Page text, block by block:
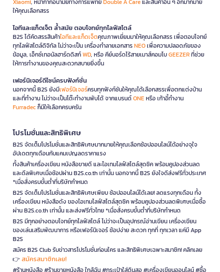
Xiaomi, หน้ากากอนามัยทางการแพทย์Double A Careและสินค้าอื่น ๆ อีกมากมาย
ให้คุณเลือกสรร
ไอทีและแก็ดเจ็ต ล้ำสมัย ตอบโจทย์ทุกไลฟ์สไตล์
B2S ได้คัดสรรสินค้าไอทีและแก็ดเจ็ตคุณภาพเยี่ยมมาให้คุณเลือกสรร เพื่อตอบโจทย์
ทุกไลฟ์สไตล์ดิจิทัล ไม่ว่าจะเป็น เครื่องทำลายเอกสารNEOเพื่อความปลอดภัยของ
ข้อมูล, เอ็กซ์เทอนัลฮาร์ดดิสก์WD, หรือ คีย์บอร์ดไร้สายเมาส์คอมโบGEEZERที่ช่วย
ให้การทำงานของคุณสะดวกสบายยิ่งขึ้น
เฟอร์นิเจอร์ดีไซน์ครบฟังก์ชั่น
นอกจากนี้ B2S ยังมีเฟอร์นิเจอร์ครบทุกฟังก์ชันให้คุณได้เลือกสรรเพื่อตกแต่งบ้าน
และที่ทำงาน ไม่ว่าจะเป็นโต๊ะทำงานพับได้ จากแบรนด์ONEหรือ เก้าอี้ทำงาน
Furradecก็มีให้เลือกครบครัน
โปรโมชั่นและสิทธิพิเศษ
B2S จัดเต็มโปรโมชั่นและสิทธิพิเศษมากมายให้คุณเลือกช้อปออนไลน์ได้อย่างจุใจ
อัปเดตทุกเดือนกับแคมเปญลดราคาแรง
ทั้งสินค้าเครื่องเขียน หนังสือขายดี และไอเทมไลฟ์สไตล์สุดชิค พร้อมคูปองส่วนลด
และดีลพิเศษเมื่อช้อปผ่าน B2S.co.th เท่านั้น นอกจากนี้ B2S ยังใจดีส่งฟรีทั่วประเทศ
*เมื่อสั่งครบขั้นต่ำที่บริษัทกำหนด
B2S จัดเต็มโปรโมชั่นและสิทธิพิเศษเพียบ ช้อปออนไลน์ได้เลย! ลดแรงทุกเดือน ทั้ง
เครื่องเขียน หนังสือดัง ของไอเทมไลฟ์สไตล์สุดชิค พร้อมคูปองส่วนลดพิเศษเมื่อซื้อ
ผ่าน B2S.co.th เท่านั้น และส่งฟรีทั่วไทย *เมื่อสั่งครบขั้นต่ำที่บริษัทกำหนด
B2S มีทุกอย่างตอบโจทย์ทุกไลฟ์สไตล์ ไม่ว่าจะเป็นอุปกรณ์อ่านเขียน เครื่องเขียน
ของเล่นเสริมพัฒนาการ หรือเฟอร์นิเจอร์ ช้อปง่าย สะดวก ทุกที่ ทุกเวลา แค่มี App
B2S
สมัคร B2S Club รับข่าวสารโปรโมชั่นก่อนใคร และสิทธิพิเศษเฉพาะสมาชิก! คลิกเลย
👉 สมัครสมาชิกเลย!
#ร้านหนังสือ #ร้านขายหนังสือ ใกล้ฉัน #กระเป๋าใส่ดินสอ #เครื่องเขียนออนไลน์ #ซื้อ